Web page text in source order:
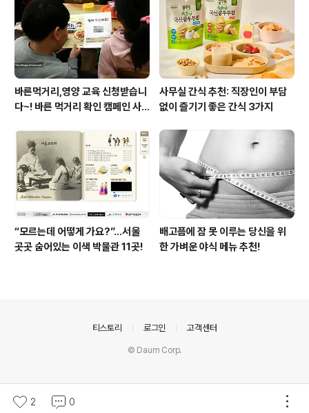
바른먹거리,영양 교육 신청받습니
다~! 바른 먹거리 확인 캠페인 사
사무실 간식 추천: 직장인이 부담
없이 즐기기 좋은 간식 3가지
“모르는데 어떻게 가요?”...서울
곳곳 숨어있는 이색 박물관 11곳!
배고픔에 잠 못 이루는 당신을 위
한 가벼운 야식 메뉴 추천!
2 0
티스토리 로그인 고객센터
© Daum Corp.